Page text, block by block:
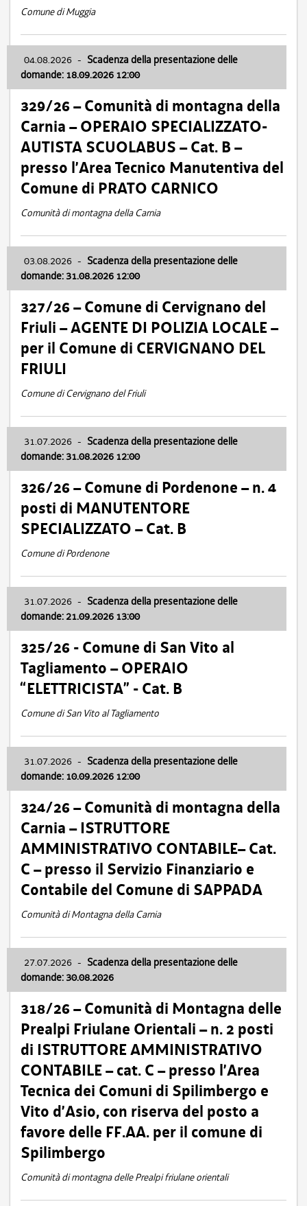
Comune di Muggia
04.08.2026 - Scadenza della presentazione delle
domande: 18.09.2026 12:00
329/26 – Comunità di montagna della
Carnia – OPERAIO SPECIALIZZATO-
AUTISTA SCUOLABUS – Cat. B –
presso l’Area Tecnico Manutentiva del
Comune di PRATO CARNICO
Comunità di montagna della Carnia
03.08.2026 - Scadenza della presentazione delle
domande: 31.08.2026 12:00
327/26 – Comune di Cervignano del
Friuli – AGENTE DI POLIZIA LOCALE –
per il Comune di CERVIGNANO DEL
FRIULI
Comune di Cervignano del Friuli
31.07.2026 - Scadenza della presentazione delle
domande: 31.08.2026 12:00
326/26 – Comune di Pordenone – n. 4
posti di MANUTENTORE
SPECIALIZZATO – Cat. B
Comune di Pordenone
31.07.2026 - Scadenza della presentazione delle
domande: 21.09.2026 13:00
325/26 - Comune di San Vito al
Tagliamento – OPERAIO
“ELETTRICISTA” - Cat. B
Comune di San Vito al Tagliamento
31.07.2026 - Scadenza della presentazione delle
domande: 10.09.2026 12:00
324/26 – Comunità di montagna della
Carnia – ISTRUTTORE
AMMINISTRATIVO CONTABILE– Cat.
C – presso il Servizio Finanziario e
Contabile del Comune di SAPPADA
Comunità di Montagna della Carnia
27.07.2026 - Scadenza della presentazione delle
domande: 30.08.2026
318/26 – Comunità di Montagna delle
Prealpi Friulane Orientali – n. 2 posti
di ISTRUTTORE AMMINISTRATIVO
CONTABILE – cat. C – presso l’Area
Tecnica dei Comuni di Spilimbergo e
Vito d’Asio, con riserva del posto a
favore delle FF.AA. per il comune di
Spilimbergo
Comunità di montagna delle Prealpi friulane orientali